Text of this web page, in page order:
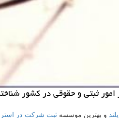
امور ثبتی و حقوقی در كشور
و بهترین موسسهثبت شرکت در